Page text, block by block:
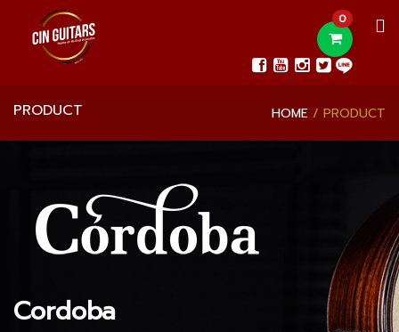
0
PRODUCT HOME PRODUCT
Cordoba